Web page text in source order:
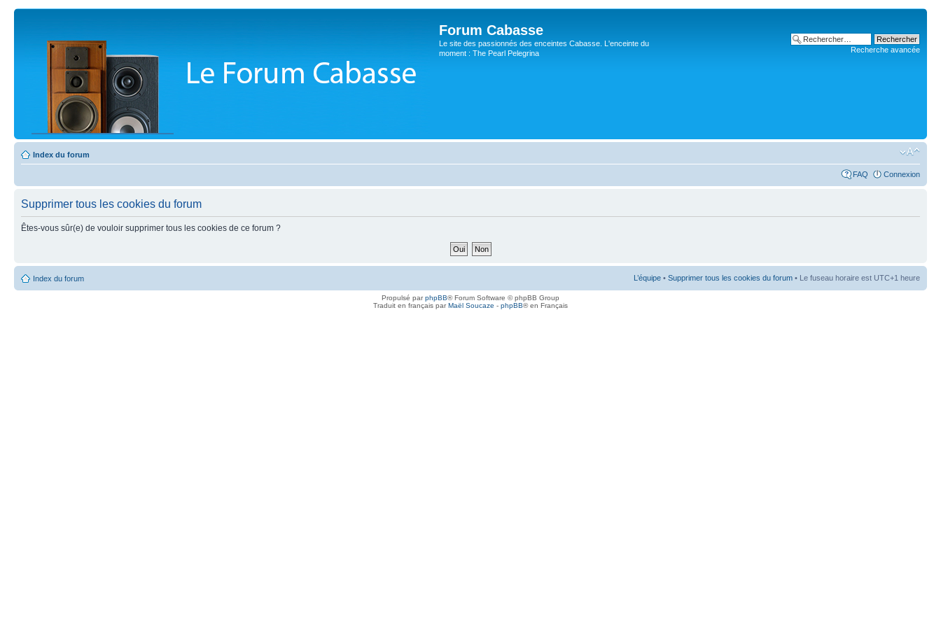
Forum Cabasse
Le site des passionnés des enceintes Cabasse. L'enceinte du
moment : The Pearl Pelegrina
Recherche avancée
Index du forum
FAQ Connexion
Supprimer tous les cookies du forum
Êtes-vous sûr(e) de vouloir supprimer tous les cookies de ce forum ?
Index du forum L’équipe • Supprimer tous les cookies du forum • Le fuseau horaire est UTC+1 heure
Propulsé parphpBB® Forum Software © phpBB Group
Traduit en français parMaël Soucaze - phpBB® en Français